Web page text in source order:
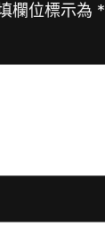
欄位標示為 *